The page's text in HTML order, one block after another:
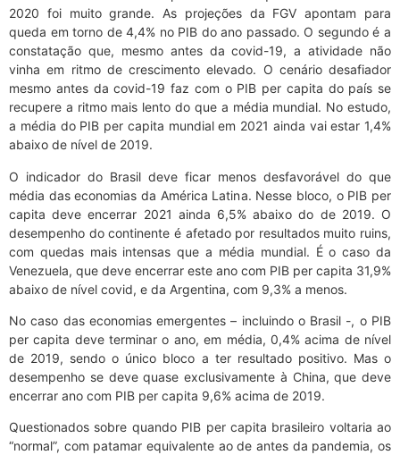
2020 foi muito grande. As projeções da FGV apontam para
queda em torno de 4,4% no PIB do ano passado. O segundo é a
constatação que, mesmo antes da covid-19, a atividade não
vinha em ritmo de crescimento elevado. O cenário desafiador
mesmo antes da covid-19 faz com o PIB per capita do país se
recupere a ritmo mais lento do que a média mundial. No estudo,
a média do PIB per capita mundial em 2021 ainda vai estar 1,4%
abaixo de nível de 2019.
O indicador do Brasil deve ficar menos desfavorável do que
média das economias da América Latina. Nesse bloco, o PIB per
capita deve encerrar 2021 ainda 6,5% abaixo do de 2019. O
desempenho do continente é afetado por resultados muito ruins,
com quedas mais intensas que a média mundial. É o caso da
Venezuela, que deve encerrar este ano com PIB per capita 31,9%
abaixo de nível covid, e da Argentina, com 9,3% a menos.
No caso das economias emergentes – incluindo o Brasil -, o PIB
per capita deve terminar o ano, em média, 0,4% acima de nível
de 2019, sendo o único bloco a ter resultado positivo. Mas o
desempenho se deve quase exclusivamente à China, que deve
encerrar ano com PIB per capita 9,6% acima de 2019.
Questionados sobre quando PIB per capita brasileiro voltaria ao
“normal”, com patamar equivalente ao de antes da pandemia, os